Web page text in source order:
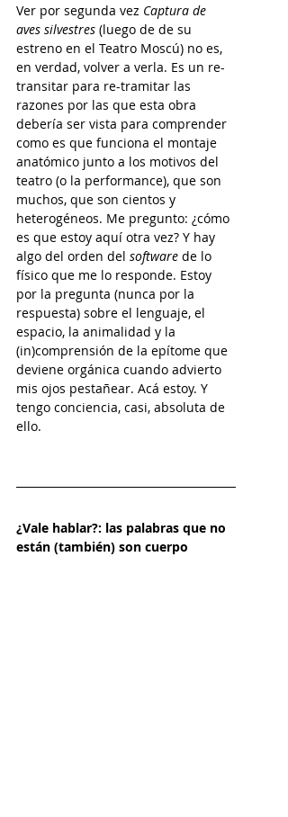
Ver por segunda vez Captura de
aves silvestres (luego de de su
estreno en el Teatro Moscú) no es,
en verdad, volver a verla. Es un re-
transitar para re-tramitar las
razones por las que esta obra
debería ser vista para comprender
como es que funciona el montaje
anatómico junto a los motivos del
teatro (o la performance), que son
muchos, que son cientos y
heterogéneos. Me pregunto: ¿cómo
es que estoy aquí otra vez? Y hay
algo del orden del software de lo
físico que me lo responde. Estoy
por la pregunta (nunca por la
respuesta) sobre el lenguaje, el
espacio, la animalidad y la
(in)comprensión de la epítome que
deviene orgánica cuando advierto
mis ojos pestañear. Acá estoy. Y
tengo conciencia, casi, absoluta de
ello.
¿Vale hablar?: las palabras que no
están (también) son cuerpo